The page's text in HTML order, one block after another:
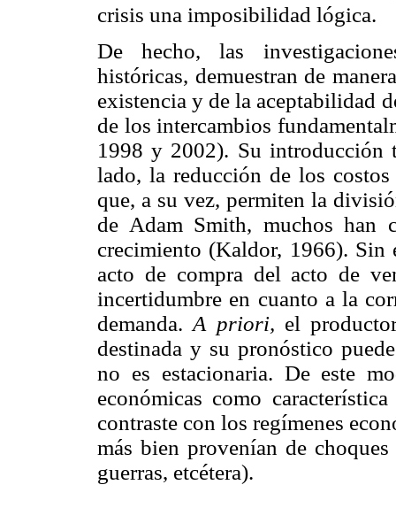
crisis una imposibilidad lógica.
De hecho, las
históricas, demuestran de
existencia y de la aceptabilidad
de los intercambios
1998 y 2002). Su introducción
lado, la reducción de los
que, a su vez, permiten la
de Adam Smith, muchos han
crecimiento (Kaldor, 1966). Sin
acto de compra del acto de
incertidumbre en cuanto a la
demanda.A priori, el
destinada y su pronóstico
no es estacionaria. De este
económicas como
contraste con los regímenes
más bien provenían de choques
guerras, etcétera).